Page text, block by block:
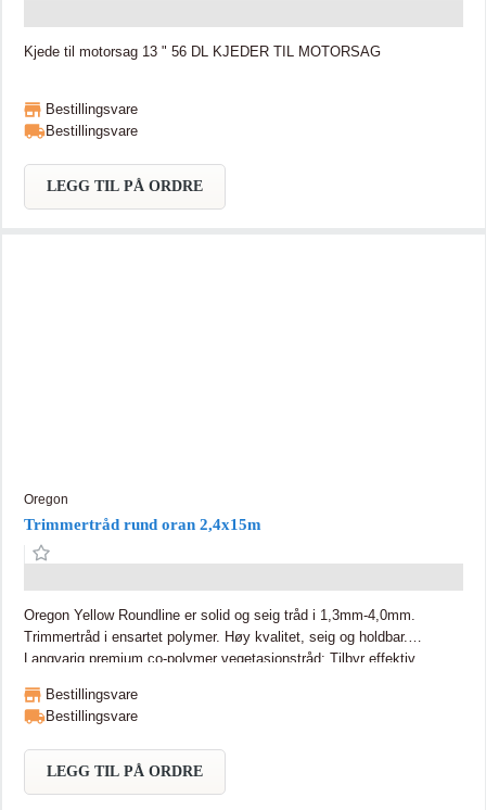
Kjede til motorsag 13 " 56 DL KJEDER TIL MOTORSAG
Bestillingsvare
Bestillingsvare
LEGG TIL PÅ ORDRE
Oregon
Trimmertråd rund oran 2,4x15m
Oregon Yellow Roundline er solid og seig tråd i 1,3mm-4,0mm.
Trimmertråd i ensartet polymer. Høy kvalitet, seig og holdbar.
Langvarig premium co-polymer vegetasjonstråd: Tilbyr effektiv
enkelt, når du trimmer plenen eller kanter. Ideell for huseiere, gartnere
og gjør-det-selv-folk: Praktisk, brukervennlig og lett å erstatte.
trimmertråden pen og flokefri. Egnet økonomialternativ. Passer alle
standard trimmerhoder designet for 2,4mm tråd.
Bestillingsvare
Bestillingsvare
LEGG TIL PÅ ORDRE